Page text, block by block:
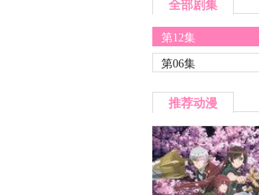
全部剧集
第12集
第06集
推荐动漫